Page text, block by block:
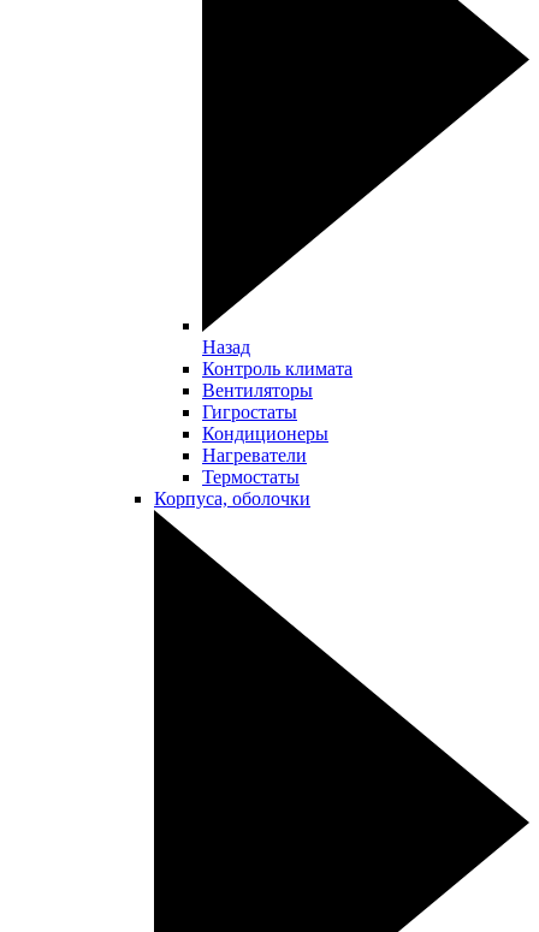
Назад
Контроль климата
Вентиляторы
Гигростаты
Кондиционеры
Нагреватели
Термостаты
Корпуса, оболочки